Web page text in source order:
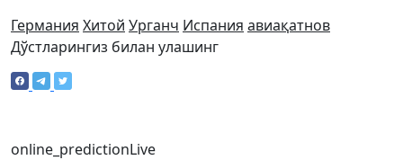
Германия Хитой Урганч Испания авиақатнов
Дўстларингиз билан улашинг
online_predictionLive